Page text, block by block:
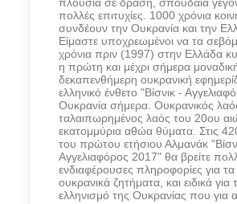
πολλές επιτυχίες. 1000 χρόνια
συνδέουν την Ουκρανία και την
Είμαστε υποχρεωμένοι να τα
χρόνια πριν (1997) στην Ελλάδα
η πρώτη και μέχρι σήμερα
δεκαπενθήμερη ουκρανική
ελληνικό ένθετο "Βίσνικ -
Ουκρανία σήμερα. Ουκρανικός
ταλαιπωρημένος λαός του 20ου
εκατομμύρια αθώα θύματα. Στις
του πρώτου ετήσιου Αλμανάκ
Αγγελιαφόρος 2017" θα βρείτε
ενδιαφέρουσες πληροφορίες για
ουκρανικά ζητήματα, και ειδικά για
ελληνισμό της Ουκρανίας που για